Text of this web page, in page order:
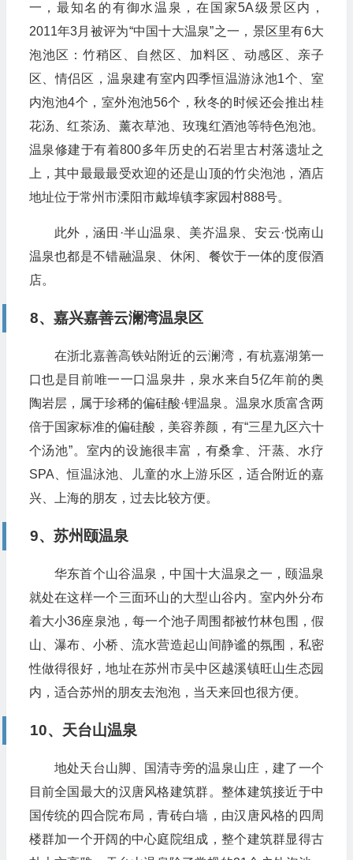
一，最知名的有御水温泉，在国家5A级景区内，
2011年3月被评为“中国十大温泉”之一，景区里有6大
泡池区：竹稍区、自然区、加料区、动感区、亲子
区、情侣区，温泉建有室内四季恒温游泳池1个、室
内泡池4个，室外泡池56个，秋冬的时候还会推出桂
花汤、红茶汤、薰衣草池、玫瑰红酒池等特色泡池。
温泉修建于有着800多年历史的石岩里古村落遗址之
上，其中最最最受欢迎的还是山顶的竹尖泡池，酒店
地址位于常州市溧阳市戴埠镇李家园村888号。
此外，涵田·半山温泉、美岕温泉、安云·悦南山
温泉也都是不错融温泉、休闲、餐饮于一体的度假酒
店。
8、嘉兴嘉善云澜湾温泉区
在浙北嘉善高铁站附近的云澜湾，有杭嘉湖第一
口也是目前唯一一口温泉井，泉水来自5亿年前的奥
陶岩层，属于珍稀的偏硅酸·锂温泉。温泉水质富含两
倍于国家标准的偏硅酸，美容养颜，有“三星九区六十
个汤池”。室内的设施很丰富，有桑拿、汗蒸、水疗
SPA、恒温泳池、儿童的水上游乐区，适合附近的嘉
兴、上海的朋友，过去比较方便。
9、苏州颐温泉
华东首个山谷温泉，中国十大温泉之一，颐温泉
就处在这样一个三面环山的大型山谷内。室内外分布
着大小36座泉池，每一个池子周围都被竹林包围，假
山、瀑布、小桥、流水营造起山间静谧的氛围，私密
性做得很好，地址在苏州市吴中区越溪镇旺山生态园
内，适合苏州的朋友去泡泡，当天来回也很方便。
10、天台山温泉
地处天台山脚、国清寺旁的温泉山庄，建了一个
目前全国最大的汉唐风格建筑群。整体建筑接近于中
国传统的四合院布局，青砖白墙，由汉唐风格的四周
楼群加一个开阔的中心庭院组成，整个建筑群显得古